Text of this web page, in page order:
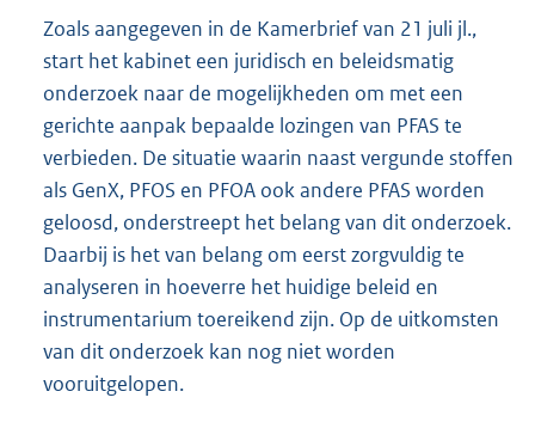
Zoals aangegeven in de Kamerbrief van 21 juli jl.,
start het kabinet een juridisch en beleidsmatig
onderzoek naar de mogelijkheden om met een
gerichte aanpak bepaalde lozingen van PFAS te
verbieden. De situatie waarin naast vergunde stoffen
als GenX, PFOS en PFOA ook andere PFAS worden
geloosd, onderstreept het belang van dit onderzoek.
Daarbij is het van belang om eerst zorgvuldig te
analyseren in hoeverre het huidige beleid en
instrumentarium toereikend zijn. Op de uitkomsten
van dit onderzoek kan nog niet worden
vooruitgelopen.